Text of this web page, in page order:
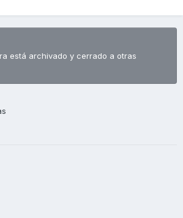
está archivado y cerrado a otras